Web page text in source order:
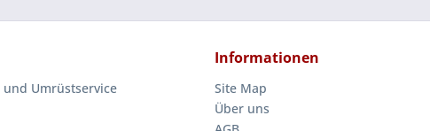
und Umrüstservice
Informationen
Site Map
Über uns